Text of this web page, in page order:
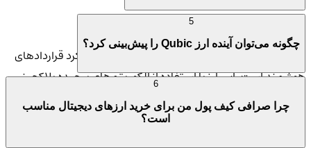
یکی از ویژگی‌های بارز ارز کیوبیک، تمرکز بر بهبود عملکرد قراردادهای
هوشمند است. این ارز با استفاده از الگوریتم‌های پیچیده بلاکچینی،
امکان اجرای سریع‌تر و کارآمدتر قراردادهای هوشمند را فراهم
می‌کند. پلتفرم Qubic همچنین با ارزهای دیجیتال و بلاکچین‌های
چگونه می‌توان آینده ارز Qubic را پیش‌بینی کرد؟
چرا صرافی کیف پول من برای خرید ارزهای دیجیتال مناسب
است؟